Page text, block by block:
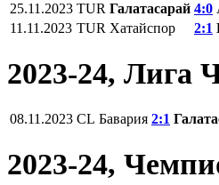
25.11.2023 TUR Галатасарай 4:0
11.11.2023 TUR Хатайспор 2:1
2023-24, Лига
08.11.2023 CL Бавария 2:1
2023-24,